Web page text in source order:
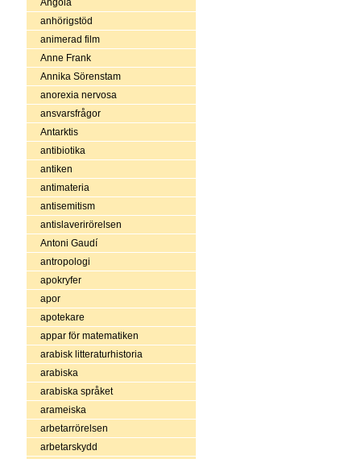
Angola
anhörigstöd
animerad film
Anne Frank
Annika Sörenstam
anorexia nervosa
ansvarsfrågor
Antarktis
antibiotika
antiken
antimateria
antisemitism
antislaverirörelsen
Antoni Gaudí
antropologi
apokryfer
apor
apotekare
appar för matematiken
arabisk litteraturhistoria
arabiska
arabiska språket
arameiska
arbetarrörelsen
arbetarskydd